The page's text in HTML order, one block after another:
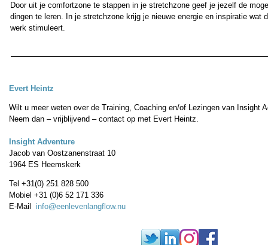
Door uit je comfortzone te stappen in je stretchzone geef je jezelf de
dingen te leren. In je stretchzone krijg je nieuwe energie en inspiratie wat
werk stimuleert.
Evert Heintz
Wilt u meer weten over de Training, Coaching en/of Lezingen van Insight
Neem dan – vrijblijvend – contact op met Evert Heintz.
Insight Adventure
Jacob van Oostzanenstraat 10
1964 ES Heemskerk
Tel +31(0) 251 828 500
Mobiel +31 (0)6 52 171 336
E-Mail
info@eenlevenlangflow.nu